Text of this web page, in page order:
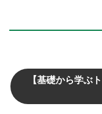
【基礎から学ぶ